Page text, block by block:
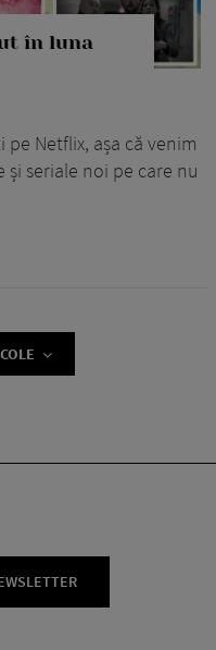
în luna
Netflix, așa că venim
seriale noi pe care nu